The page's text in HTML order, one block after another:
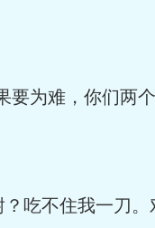
为难，你们两
吃不住我一刀。